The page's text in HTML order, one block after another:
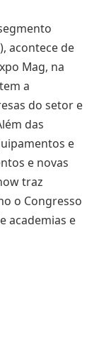
acontece de
Mag, na
a
do setor e
das
e
e novas
traz
o Congresso
academias e